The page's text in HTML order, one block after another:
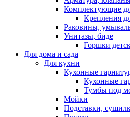
Комплектующие
Крепления
Раковины,
Унитазы, биде
Горшки
Для дома и сада
Для кухни
Кухонные
Кухонные
Тумбы под
Мойки
Подставки,